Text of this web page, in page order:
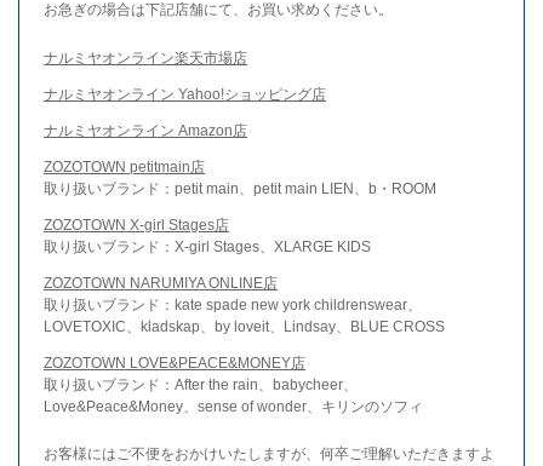
お急ぎの場合は下記店舗にて、お買い求めください。
ナルミヤオンライン楽天市場店
ナルミヤオンライン Yahoo!ショッピング店
ナルミヤオンライン Amazon店
ZOZOTOWN petitmain店
取り扱いブランド：petit main、petit main LIEN、b・ROOM
ZOZOTOWN X-girl Stages店
取り扱いブランド：X-girl Stages、XLARGE KIDS
ZOZOTOWN NARUMIYA ONLINE店
取り扱いブランド：kate spade new york childrenswear、
LOVETOXIC、kladskap、by loveit、Lindsay、BLUE CROSS
ZOZOTOWN LOVE&PEACE&MONEY店
取り扱いブランド：After the rain、babycheer、
Love&Peace&Money、sense of wonder、キリンのソフィ
お客様にはご不便をおかけいたしますが、何卒ご理解いただきますよ